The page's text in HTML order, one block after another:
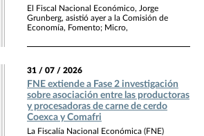
El Fiscal Nacional Económico, Jorge
Grunberg, asistió ayer a la Comisión de
Economía, Fomento; Micro,
31 / 07 / 2026
FNE extiende a Fase 2 investigación
sobre asociación entre las productoras
y procesadoras de carne de cerdo
Coexca y Comafri
La Fiscalía Nacional Económica (FNE)